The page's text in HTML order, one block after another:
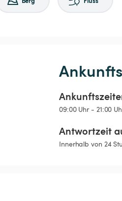
09:00 Uhr - 21:00
Antwortzeit
Innerhalb von 24